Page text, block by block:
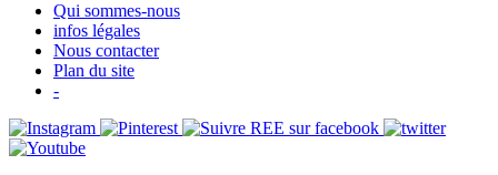
Qui sommes-nous
infos légales
Nous contacter
Plan du site
-